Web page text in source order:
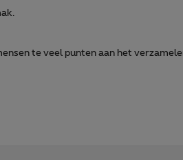
te veel punten aan het